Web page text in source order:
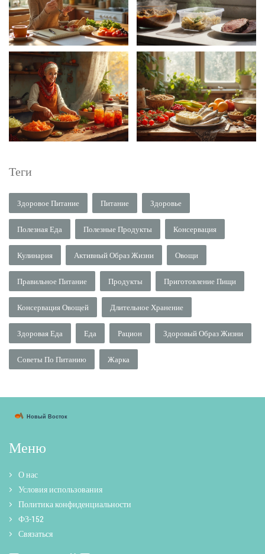
Теги
Здоровое Питание Питание Здоровье
Полезная Еда Полезные Продукты Консервация
Кулинария Активный Образ Жизни Овощи
Правильное Питание Продукты Приготовление Пищи
Консервация Овощей Длительное Хранение
Здоровая Еда Еда Рацион Здоровый Образ Жизни
Советы По Питанию Жарка
Меню
О нас
Условия использования
Политика конфиденциальности
ФЗ-152
Связаться